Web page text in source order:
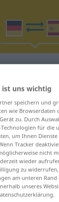
Wörterbuch
ist uns wichtig
speichern und
wie Browserdaten
zu. Durch
für die
um Ihnen
Tracker
nicht
wieder
zu
am unteren
unseres